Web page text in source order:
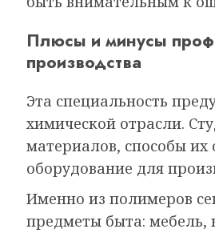
Плюсы и минусы
производства
Эта специальность
химической отрасли.
материалов, способы
оборудование для
Именно из полимеров
предметы быта: мебель,